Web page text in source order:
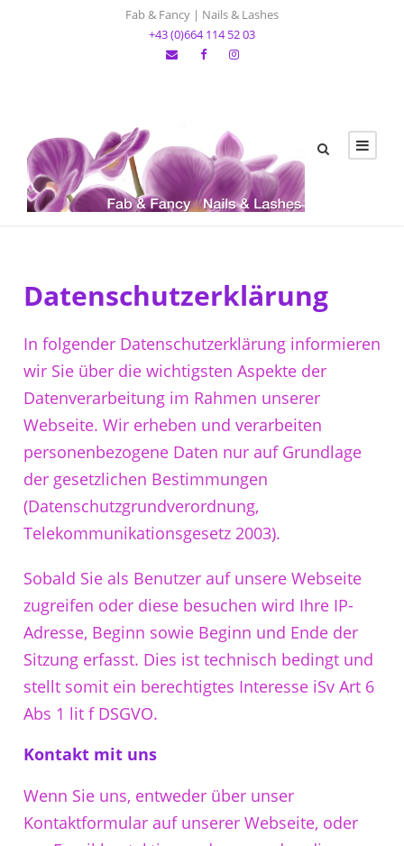
Fab & Fancy | Nails & Lashes
+43 (0)664 114 52 03
Datenschutzerklärung
In folgender Datenschutzerklärung informieren
wir Sie über die wichtigsten Aspekte der
Datenverarbeitung im Rahmen unserer
Webseite. Wir erheben und verarbeiten
personenbezogene Daten nur auf Grundlage
der gesetzlichen Bestimmungen
(Datenschutzgrundverordnung,
Telekommunikationsgesetz 2003).
Sobald Sie als Benutzer auf unsere Webseite
zugreifen oder diese besuchen wird Ihre IP-
Adresse, Beginn sowie Beginn und Ende der
Sitzung erfasst. Dies ist technisch bedingt und
stellt somit ein berechtigtes Interesse iSv Art 6
Abs 1 lit f DSGVO.
Kontakt mit uns
Wenn Sie uns, entweder über unser
Kontaktformular auf unserer Webseite, oder